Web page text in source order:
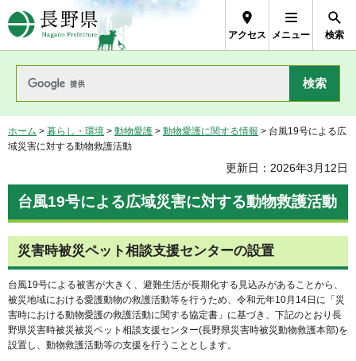
長野県Nagano Prefecture
アクセス メニュー 検索
ホーム > 暮らし・環境 > 動物愛護 > 動物愛護に関する情報 > 台風19号による広
域災害に対する動物救護活動
更新日：2026年3月12日
台風19号による広域災害に対する動物救護活動
災害時被災ペット相談支援センターの設置
台風19号による被害が大きく、避難生活が長期化する見込みがあることから、
被災地域における愛護動物の救護活動等を行うため、令和元年10月14日に「災
害時における動物愛護の救護活動に関する協定書」に基づき、下記のとおり長
野県災害時被災被災ペット相談支援センター(長野県災害時被災動物救護本部)を
設置し、動物救護活動等の支援を行うこととします。